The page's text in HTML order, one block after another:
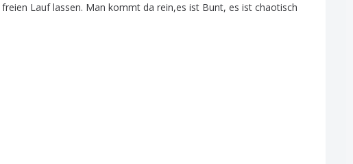
freien Lauf lassen. Man kommt da rein,es ist Bunt, es ist chaotisch